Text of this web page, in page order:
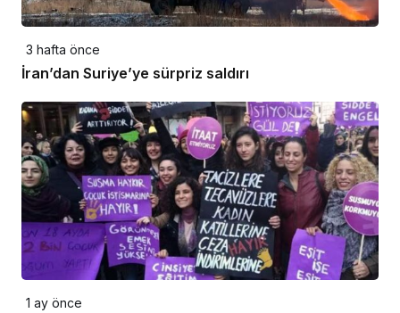
3 hafta önce
İran’dan Suriye’ye sürpriz saldırı
1 ay önce